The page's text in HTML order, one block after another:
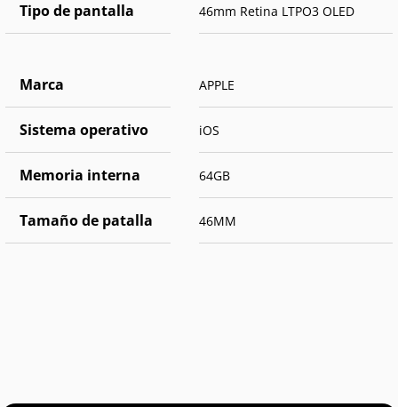
Tipo de pantalla 46mm Retina LTPO3 OLED
Marca APPLE
Sistema operativo iOS
Memoria interna 64GB
Tamaño de patalla 46MM